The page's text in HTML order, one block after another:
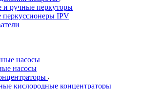
ручные перкуторы
IPV
насосы
насосы
кислородные концентраторы